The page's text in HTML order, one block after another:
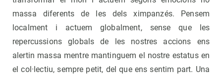
massa diferents de les dels ximpanzés. Pensem
localment i actuem globalment, sense que les
repercussions globals de les nostres accions ens
alertin massa mentre mantinguem el nostre estatus en
el col·lectiu, sempre petit, del que ens sentim part. Una